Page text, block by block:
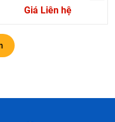
Giá Liên hệ